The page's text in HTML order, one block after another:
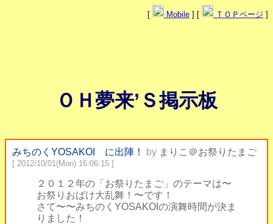
[ Mobile ] [ ＴＯＰページ ]
ＯＨ夢来’Ｓ掲示板
みちのくYOSAKOI に出陣！ by まりこ＠お祭りたまご
[ 2012/10/01(Mon) 16:06:15 ]
２０１２年の「お祭りたまご」のテーマは〜
お祭りおばけ大乱舞！〜です！
さて〜〜みちのくYOSAKOIの演舞時間が決ま
りました！